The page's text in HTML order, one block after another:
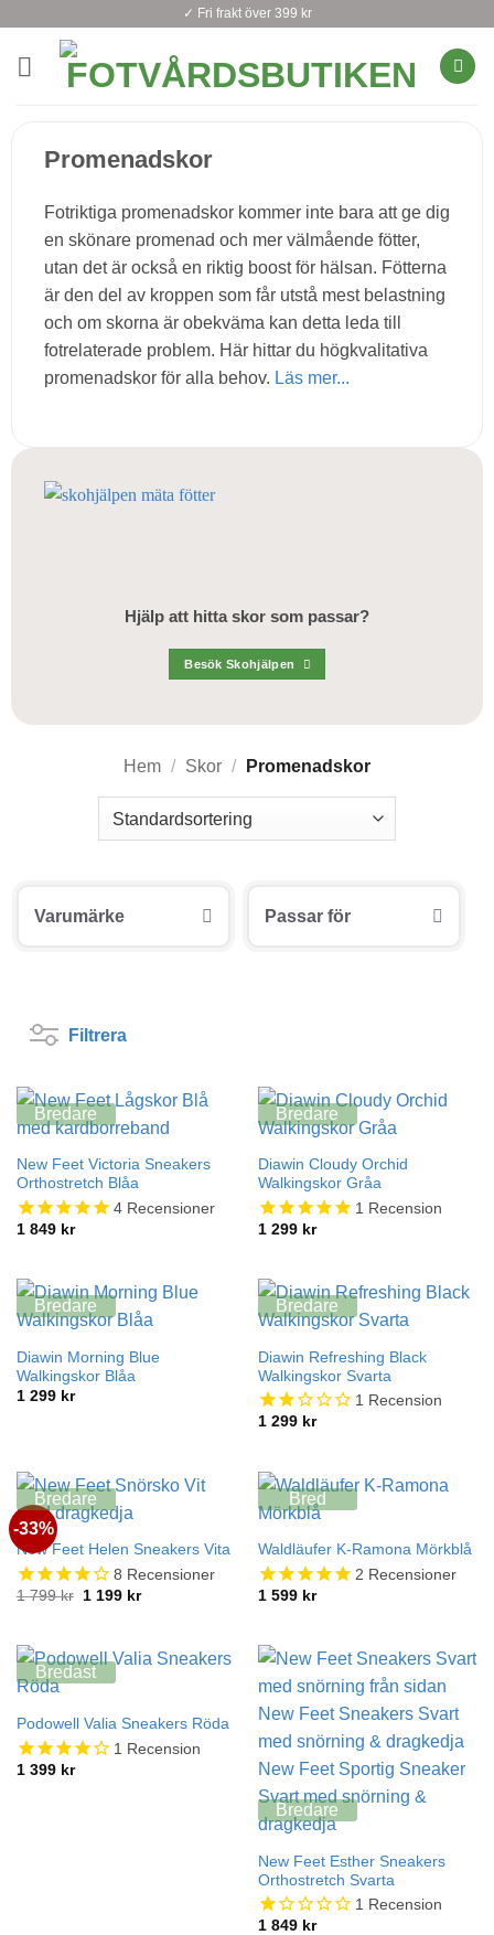
✓ Fri frakt över 399 kr
Promenadskor
Fotriktiga promenadskor kommer inte bara att ge dig
en skönare promenad och mer välmående fötter,
utan det är också en riktig boost för hälsan. Fötterna
är den del av kroppen som får utstå mest belastning
och om skorna är obekväma kan detta leda till
fotrelaterade problem. Här hittar du högkvalitativa
promenadskor för alla behov. Läs mer...
Hjälp att hitta skor som passar?
Besök Skohjälpen
Hem / Skor / Promenadskor
Varumärke Passar för
Filtrera
Bredare
New Feet Victoria Sneakers
Orthostretch Blåa
4Recensioner
1 849 kr
Bredare
Diawin Cloudy Orchid
Walkingskor Gråa
1
Recension
1 299 kr
Bredare
Diawin Morning Blue
Walkingskor Blåa
1 299 kr
Bredare
Diawin Refreshing Black
Walkingskor Svarta
1
Recension
1 299 kr
-33%
Bredare
New Feet Helen Sneakers Vita
8 Recensioner
1 799kr
Det
1
799 kr.
1 199 krDet
1
199 kr.
Bred
Waldläufer K-Ramona Mörkblå
2 Recensioner
1 599 kr
Bredast
Podowell Valia Sneakers Röda
1 Recension
1 399 kr
Bredare
New Feet Esther Sneakers
Orthostretch Svarta
1 Recension
1 849 kr